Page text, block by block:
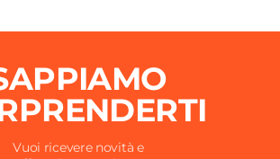
Vuoi ricevere novità e